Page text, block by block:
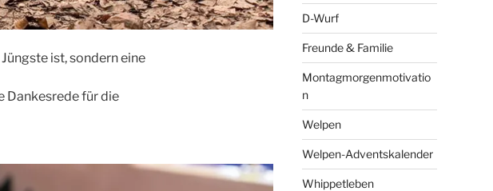
ist, sondern eine
Dankesrede für die
D-Wurf
Freunde & Familie
Montagmorgenmotivatio
n
Welpen
Welpen-Adventskalender
Whippetleben